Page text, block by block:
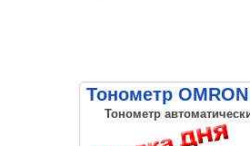
Тонометр
Тонометр